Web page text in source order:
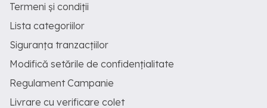
Termeni și condiții
Lista categoriilor
Siguranța tranzacțiilor
Modifică setările de confidențialitate
Regulament Campanie
Livrare cu verificare colet